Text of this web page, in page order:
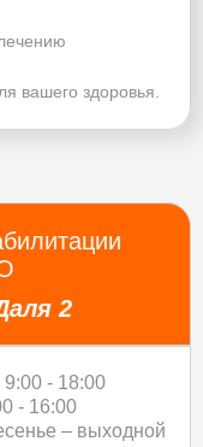
вашего здоровья.
2
- 18:00
- 16:00
– выходной